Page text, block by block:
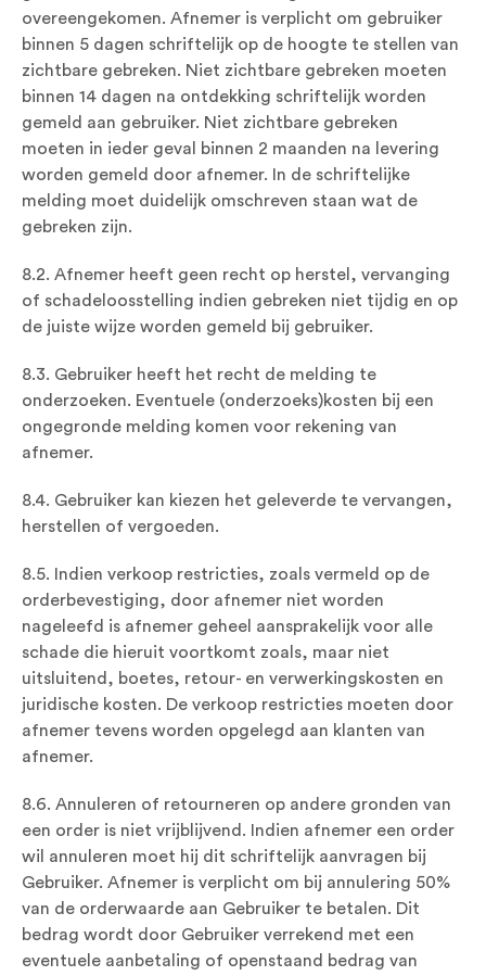
overeengekomen. Afnemer is verplicht om gebruiker
binnen 5 dagen schriftelijk op de hoogte te stellen van
zichtbare gebreken. Niet zichtbare gebreken moeten
binnen 14 dagen na ontdekking schriftelijk worden
gemeld aan gebruiker. Niet zichtbare gebreken
moeten in ieder geval binnen 2 maanden na levering
worden gemeld door afnemer. In de schriftelijke
melding moet duidelijk omschreven staan wat de
gebreken zijn.
8.2. Afnemer heeft geen recht op herstel, vervanging
of schadeloosstelling indien gebreken niet tijdig en op
de juiste wijze worden gemeld bij gebruiker.
8.3. Gebruiker heeft het recht de melding te
onderzoeken. Eventuele (onderzoeks)kosten bij een
ongegronde melding komen voor rekening van
afnemer.
8.4. Gebruiker kan kiezen het geleverde te vervangen,
herstellen of vergoeden.
8.5. Indien verkoop restricties, zoals vermeld op de
orderbevestiging, door afnemer niet worden
nageleefd is afnemer geheel aansprakelijk voor alle
schade die hieruit voortkomt zoals, maar niet
uitsluitend, boetes, retour- en verwerkingskosten en
juridische kosten. De verkoop restricties moeten door
afnemer tevens worden opgelegd aan klanten van
afnemer.
8.6. Annuleren of retourneren op andere gronden van
een order is niet vrijblijvend. Indien afnemer een order
wil annuleren moet hij dit schriftelijk aanvragen bij
Gebruiker. Afnemer is verplicht om bij annulering 50%
van de orderwaarde aan Gebruiker te betalen. Dit
bedrag wordt door Gebruiker verrekend met een
eventuele aanbetaling of openstaand bedrag van